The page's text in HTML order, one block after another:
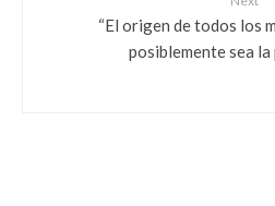
“El origen de todos los
posiblemente sea